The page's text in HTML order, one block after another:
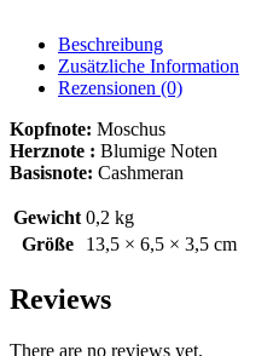
Beschreibung
Zusätzliche Information
Rezensionen (0)
Kopfnote: Moschus
Herznote : Blumige Noten
Basisnote: Cashmeran
Gewicht 0,2 kg
Größe
13,5 × 6,5 × 3,5 cm
Reviews
There are no reviews yet.